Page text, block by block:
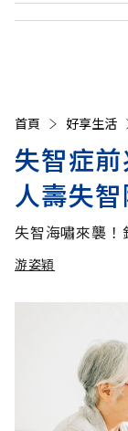
首頁 好享生活
失智症
人壽失
失智海嘯來襲！
游姿穎